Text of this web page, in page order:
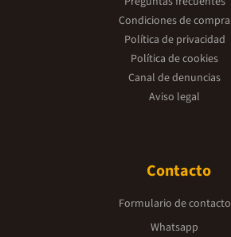
Condiciones de compra
Política de privacidad
Política de cookies
Canal de denuncias
Aviso legal
Contacto
Formulario de contacto
Whatsapp